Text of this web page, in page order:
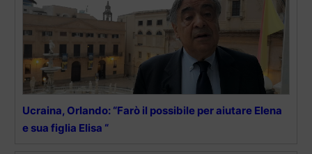
Ucraina, Orlando: “Farò il possibile per aiutare Elena
e sua figlia Elisa “